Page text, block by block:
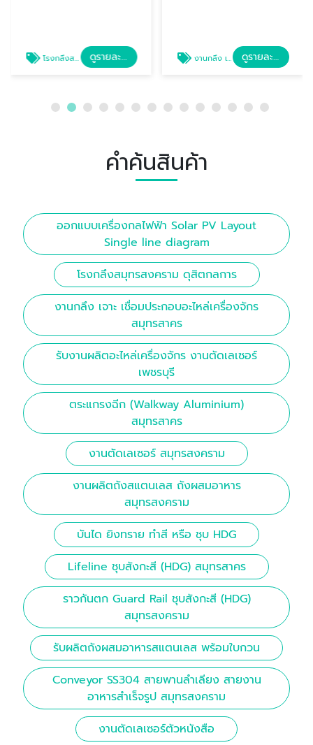
โรงกลึงสมุทรสงคราม ดุสิตกลการ ดูรายละเอียด งานกลึง เจาะ เชื่อมประกอบอะไหล่เครื่องจักร สมุทรสาคร ดูรายละเอียด
คำค้นสินค้า
ออกแบบเครื่องกลไฟฟ้า Solar PV Layout
Single line diagram
โรงกลึงสมุทรสงคราม ดุสิตกลการ
งานกลึง เจาะ เชื่อมประกอบอะไหล่เครื่องจักร
สมุทรสาคร
รับงานผลิตอะไหล่เครื่องจักร งานตัดเลเซอร์
เพชรบุรี
ตระแกรงฉีก (Walkway Aluminium)
สมุทรสาคร
งานตัดเลเซอร์ สมุทรสงคราม
งานผลิตถังสแตนเลส ถังผสมอาหาร
สมุทรสงคราม
บันได ยิงทราย ทำสี หรือ ชุบ HDG
Lifeline ชุบสังกะสี (HDG) สมุทรสาคร
ราวกันตก Guard Rail ชุบสังกะสี (HDG)
สมุทรสงคราม
รับผลิตถังผสมอาหารสแตนเลส พร้อมใบกวน
Conveyor SS304 สายพานลำเลียง สายงาน
อาหารสำเร็จรูป สมุทรสงคราม
งานตัดเลเซอร์ตัวหนังสือ